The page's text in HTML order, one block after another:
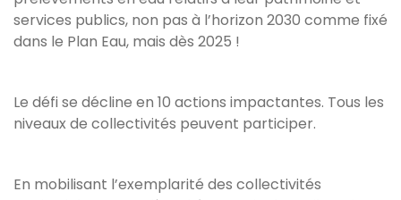
services publics, non pas à l’horizon 2030 comme fixé
dans le Plan Eau, mais dès 2025 !
Le défi se décline en 10 actions impactantes. Tous les
niveaux de collectivités peuvent participer.
En mobilisant l’exemplarité des collectivités